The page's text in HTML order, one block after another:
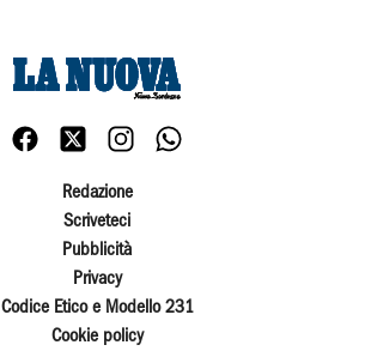
Redazione
Scriveteci
Pubblicità
Privacy
Codice Etico e Modello 231
Cookie policy